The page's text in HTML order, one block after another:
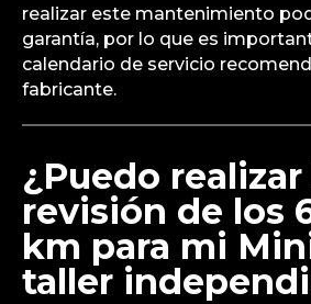
realizar este mantenimiento
garantía, por lo que es
calendario de servicio
fabricante.
¿Puedo realizar
revisión de los
km para mi
taller